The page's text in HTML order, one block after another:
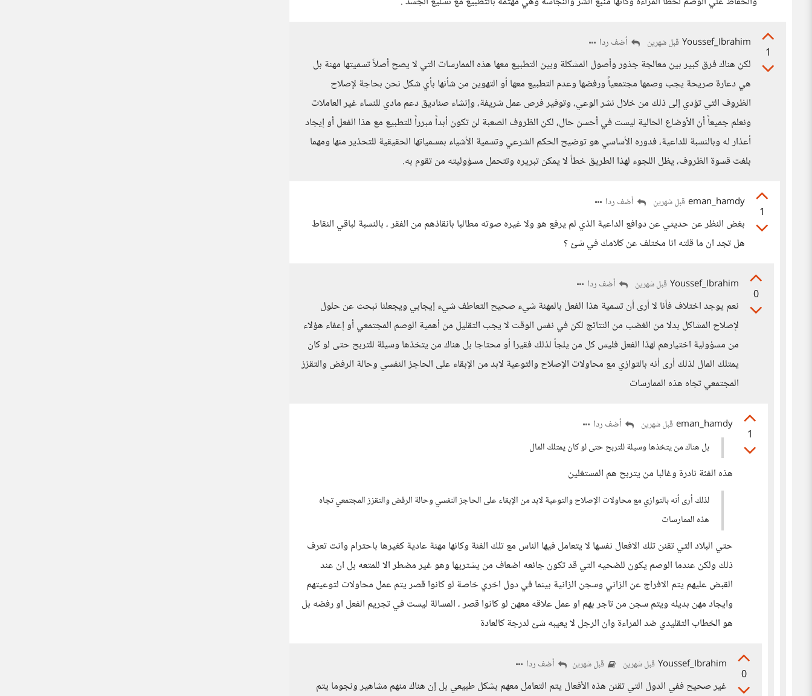
1
Youssef_Ibrahim قبل شهرين أضف ردا
لكن هناك فرق كبير بين معالجة جذور وأصول المشكلة وبين التطبيع معها هذه الممارسات التي لا يصح أصلاً تسميتها مهنة بل
هي دعارة صريحة يجب وصمها مجتمعياً ورفضها وعدم التطبيع معها أو التهوين من شأنها بأي شكل نحن بحاجة لإصلاح
الظروف التي تؤدي إلى ذلك من خلال نشر الوعي، وتوفير فرص عمل شريفة، وإنشاء صناديق دعم مادي للنساء غير العاملات
ونعلم جميعاً أن الأوضاع الحالية ليست في أحسن حال، لكن الظروف الصعبة لن تكون أبداً مبرراً للتطبيع مع هذا الفعل أو إيجاد
أعذار له وبالنسبة للداعية، فدوره الأساسي هو توضيح الحكم الشرعي وتسمية الأشياء بمسمياتها الحقيقية للتحذير منها ومهما
بلغت قسوة الظروف، يظل اللجوء لهذا الطريق خطأ لا يمكن تبريره وتتحمل مسؤوليته من تقوم به.
1
eman_hamdy قبل شهرين أضف ردا
بغض النظر عن حديثي عن دوافع الداعية الذي لم يرفع هو ولا غيره صوته مطالبا بانقاذهم من الفقر ، بالنسبة لباقي النقاط
هل تجد ان ما قلته انا مختلف عن كلامك في شئ ؟
0
Youssef_Ibrahim قبل شهرين أضف ردا
نعم يوجد اختلاف فأنا لا أرى أن تسمية هذا الفعل بالمهنة شيء صحيح التعاطف شيء إيجابي ويجعلنا نبحث عن حلول
لإصلاح المشاكل بدلا من الغضب من النتائج لكن في نفس الوقت لا يجب التقليل من أهمية الوصم المجتمعي أو إعفاء هؤلاء
من مسؤولية اختيارهم لهذا الفعل فليس كل من يلجأ لذلك فقيرا أو محتاجا بل هناك من يتخذها وسيلة للتربح حتى لو كان
يمتلك المال لذلك أرى أنه بالتوازي مع محاولات الإصلاح والتوعية لابد من الإبقاء على الحاجز النفسي وحالة الرفض والتقزز
المجتمعي تجاه هذه الممارسات
1
eman_hamdy قبل شهرين
أضف ردا
بل هناك من يتخذها وسيلة للتربح حتى لو كان يمتلك المال
هذه الفئة نادرة وغالبا من يتربح هم المستغلين
لذلك أرى أنه بالتوازي مع محاولات الإصلاح والتوعية لابد من الإبقاء على الحاجز النفسي وحالة الرفض والتقزز المجتمعي تجاه
هذه الممارسات
حتي البلاد التي تقنن تلك الافعال نفسها لا يتعامل فيها الناس مع تلك الفئة وكانها مهنة عادية كغيرها باحترام وانت تعرف
ذلك ولكن عندما الوصم يكون للضحيه التي قد تكون جائعه اضعاف من يشتريها وهو غير مضطر الا للمتعه بل ان عند
القبض عليهم يتم الافراج عن الزاني وسجن الزانية بينما في دول اخري خاصة لو كانوا قصر يتم عمل محاولات لتوعيتهم
وايجاد مهن بديله ويتم سجن من تاجر بهم او عمل علاقه معهن لو كانوا قصر ، المسالة ليست في تجريم الفعل او رفضه بل
هو الخطاب التقليدي ضد المراءة وان الرجل لا يعيبه شئ لدرجة كالعادة
0
Youssef_Ibrahim قبل شهرين قبل شهرين أضف ردا
غير صحيح ففي الدول التي تقنن هذه الأفعال يتم التعامل معهم بشكل طبيعي بل إن هناك منهم مشاهير ونجوما يتم